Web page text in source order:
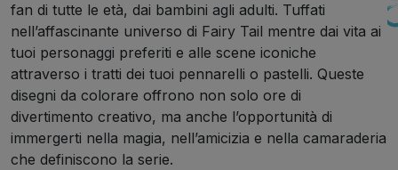
fan di tutte le età, dai bambini agli adulti. Tuffati
nell’affascinante universo di Fairy Tail mentre dai vita ai
tuoi personaggi preferiti e alle scene iconiche
attraverso i tratti dei tuoi pennarelli o pastelli. Queste
disegni da colorare offrono non solo ore di
divertimento creativo, ma anche l’opportunità di
immergerti nella magia, nell’amicizia e nella camaraderia
che definiscono la serie.